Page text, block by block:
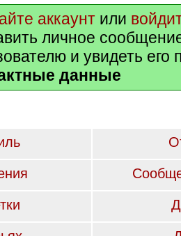
аккаунт или
личное
и увидеть его
данные